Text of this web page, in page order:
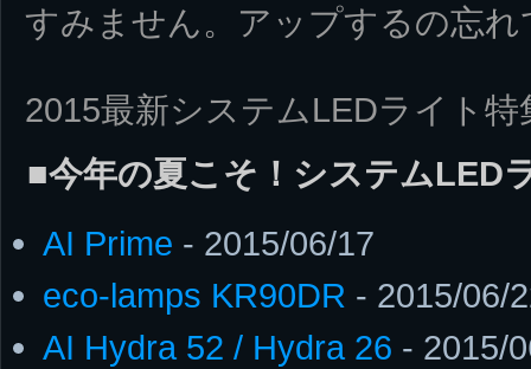
すみません。アップするの忘
2015最新システムLEDライト
■今年の夏こそ！システムLED
AI Prime - 2015/06/17
eco-lamps KR90DR - 2015/06/
AI Hydra 52 / Hydra 26 - 2015/